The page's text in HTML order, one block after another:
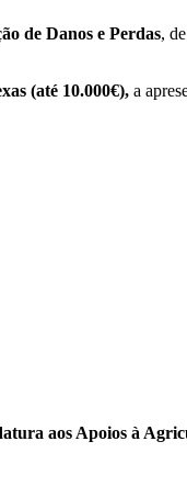
de Danos e Perdas,
(até 10.000€), a
aos Apoios à